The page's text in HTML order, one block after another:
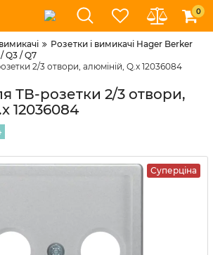
0
Розетки і вимикачі Hager Berker
Q3 / Q7
2/3 отвори, алюміній, Q.x 12036084
ТВ-розетки 2/3 отвори,
12036084
Суперціна